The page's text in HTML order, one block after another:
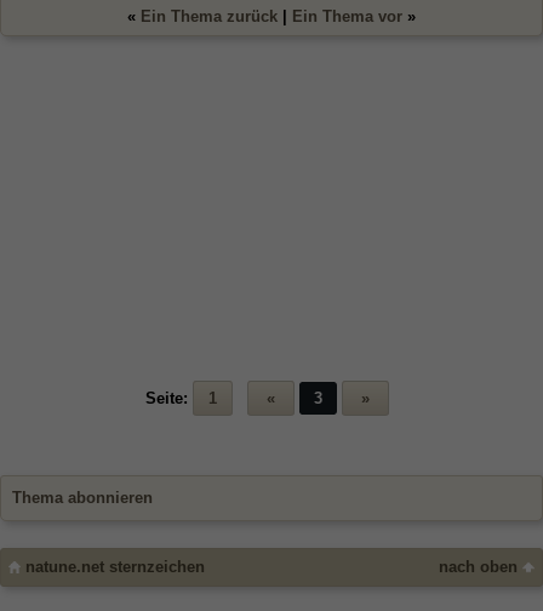
« Ein Thema zurück | Ein Thema vor »
Seite: 1 « 3 »
Thema abonnieren
nach oben
natune.net sternzeichen